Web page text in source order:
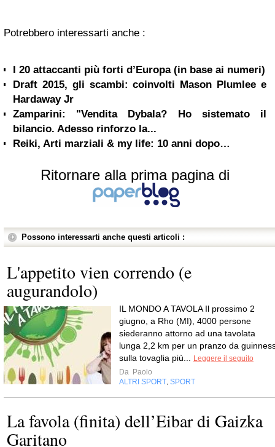
Potrebbero interessarti anche :
I 20 attaccanti più forti d’Europa (in base ai numeri)
Draft 2015, gli scambi: coinvolti Mason Plumlee e
Hardaway Jr
Zamparini: "Vendita Dybala? Ho sistemato il
bilancio. Adesso rinforzo la...
Reiki, Arti marziali & my life: 10 anni dopo…
Ritornare alla prima pagina di
Possono interessarti anche questi articoli :
L'appetito vien correndo (e
augurandolo)
IL MONDO A TAVOLA Il prossimo 2
giugno, a Rho (MI), 4000 persone
siederanno attorno ad una tavolata
lunga 2,2 km per un pranzo da
sulla tovaglia più...
Leggere il seguito
Da Paolo
ALTRI SPORT SPORT
La favola (finita) dell’Eibar di Gaizka
Garitano